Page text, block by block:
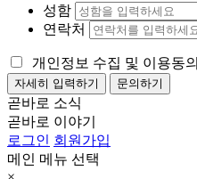
성함
연락처
개인정보 수집 및 이용동의
자세히 입력하기 문의하기
곧바로 소식
곧바로 이야기
로그인 회원가입
메인 메뉴 선택